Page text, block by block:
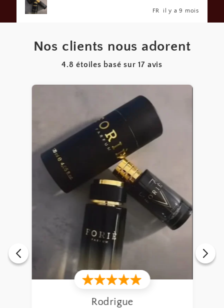
FR il y a 9 mois
Nos clients nous adorent
4.8 étoiles basé sur17 avis
Rodrigue